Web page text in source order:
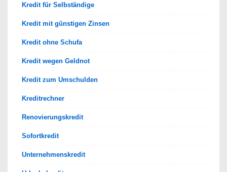
Kredit für Selbständige
Kredit mit günstigen Zinsen
Kredit ohne Schufa
Kredit wegen Geldnot
Kredit zum Umschulden
Kreditrechner
Renovierungskredit
Sofortkredit
Unternehmenskredit